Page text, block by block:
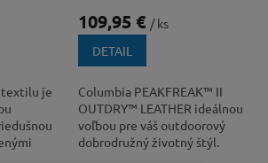
textilu je
109,95 € / ks
DETAIL
Columbia PEAKFREAK™ II
OUTDRY™ LEATHER ideálnou
voľbou pre váš outdoorový
dobrodružný životný štýl.